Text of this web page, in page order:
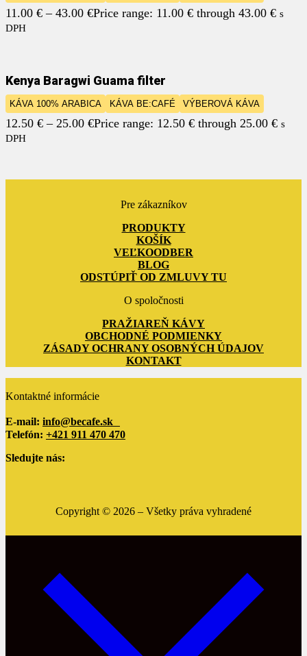
11.00 € – 43.00 €Price range: 11.00 € through 43.00 € s
DPH
Kenya Baragwi Guama filter
KÁVA 100% ARABICA KÁVA BE:CAFÉ VÝBEROVÁ KÁVA
12.50 € – 25.00 €Price range: 12.50 € through 25.00 € s
DPH
Pre zákazníkov
PRODUKTY
KOŠÍK
VEĽKOODBER
BLOG
ODSTÚPIŤ OD ZMLUVY TU
O spoločnosti
PRAŽIAREŇ KÁVY
OBCHODNÉ PODMIENKY
ZÁSADY OCHRANY OSOBNÝCH ÚDAJOV
KONTAKT
Kontaktné informácie
E-mail: info@becafe.sk
Telefón: +421 911 470 470
Sledujte nás:
Copyright © 2026 – Všetky práva vyhradené